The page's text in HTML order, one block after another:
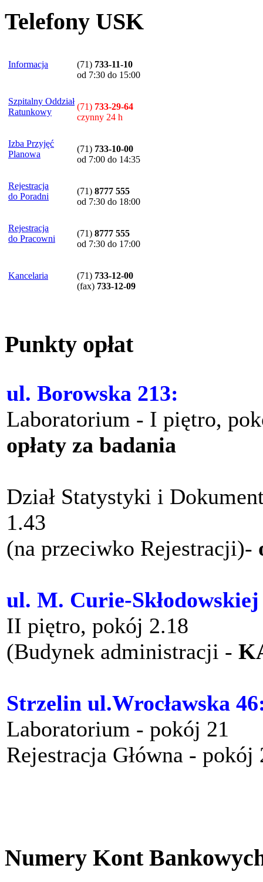
Telefony USK
Informacja (71) 733-11-10
od 7:30 do 15:00
Szpitalny Oddział
Ratunkowy
(71) 733-29-64
czynny 24 h
Izba Przyjęć
Planowa
(71) 733-10-00
od 7:00 do 14:35
Rejestracja
do Poradni
(71) 8777 555
od 7:30 do 18:00
Rejestracja
do Pracowni
(71) 8777 555
od 7:30 do 17:00
Kancelaria (71) 733-12-00
(fax) 733-12-09
Punkty opłat
ul. Borowska 213:
Laboratorium - I piętro,
opłaty za badania
Dział Statystyki i
1.43
(na przeciwko Rejestracji)-
ul. M. Curie-Skłodowskiej
II piętro, pokój 2.18
(Budynek administracji -
Strzelin ul.Wrocławska
Laboratorium - pokój 21
Rejestracja Główna -
Numery Kont